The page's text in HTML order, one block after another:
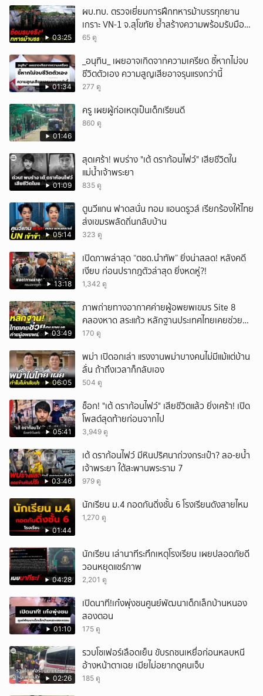
03:25
ผบ.ทบ. ตรวจเยี่ยมการฝึกทหารม้าบรรทุกยาน
เกราะ VN-1 จ.สุโขทัย ย้ำสร้างความพร้อมรับมือ
ทุกสถานการณ์
65 ดู
01:34
_อนุทิน_ เผยอาจเกิดจากความเครียด ชี้หากไม่จบ
ชีวิตตัวเอง ความสูญเสียอาจรุนแรงกว่านี้
277 ดู
01:46
ครู เผยผู้ก่อเหตุเป็นเด็กเรียนดี
860 ดู
01:09
สุดเศร้า! พบร่าง "เต้ ดราก้อนไฟว์" เสียชีวิตใน
แม่น้ำเจ้าพระยา
835 ดู
05:14
ตูนวีแกน ฟาดสนั่น ทอม แอนดรูวส์ เรียกร้องให้ไทย
ส่งเขมรพลัดถิ่นกลับบ้าน
323 ดู
13:18
เปิดภาพล่าสุด “ตชด.นำทัพ” ยิ่งน่าสลด! หลังคดี
เงียบ ก่อนปรากฎตัวล่าสุด ยิ่งหดหู่?!
1,342 ดู
03:49
ภาพถ่ายทางอากาศค่ายผู้อพยพเขมร Site 8
คลองหาด สระแก้ว หลักฐานประเทศไทยเคยช่วยคน
เขมร
170 ดู
06:05
พม่า เปิดอกเล่า แรงงานพม่าบางคนไม่มีแม้แต่บ้าน
ลั่น ถ้าถึงเวลาก็กลับเอง
504 ดู
05:41
ช็อก! "เต้ ดราก้อนไฟว์" เสียชีวิตแล้ว ยิ่งเศร้า! เปิด
โพสต์สุดท้ายก่อนจากไป
3,949 ดู
03:46
เต้ ดราก้อนไฟว์ มีหินปริศนาถ่วงกระเป๋า? ลอ-ยน้ำ
เจ้าพระยา ใต้สะพานพระราม 7
979 ดู
01:44
นักเรียน ม.4 กอดกันดิ่งชั้น 6 โรงเรียนดังสายไหม
1,270 ดู
04:28
นักเรียน เล่านาทีระทึกเหตุโรงเรียน เผยปลอดภัยดี
วอนหยุดแชร์ภาพ
2,201 ดู
01:10
เปิดนาที!เก๋งพุ่งชนศูนย์พัฒนาเด็กเล็กบ้านหนอง
สองตอน
175 ดู
02:26
รวบโชเฟอร์เลือดเย็น ขับรถชนเหยื่อก่อนหลบหนี
อ้างหน้าตาเฉย เมียไม่อยากดูคนเจ็บ
185 ดู